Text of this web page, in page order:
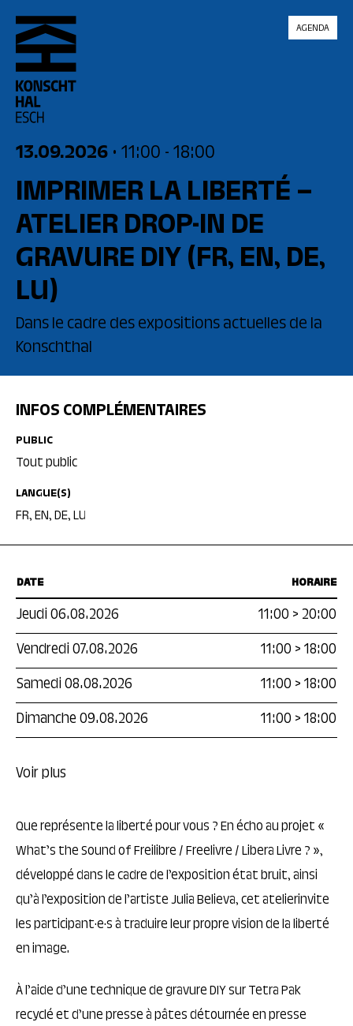
skip_to_content
AGENDA
13.09.2026 • 11:00 - 18:00
IMPRIMER LA LIBERTÉ –
ATELIER DROP-IN DE
GRAVURE DIY(FR, EN, DE,
LU)
Dans le cadre des expositions actuelles de la
Konschthal
DATE HORAIRE
Jeudi 06.08.2026 11:00 > 20:00
Vendredi 07.08.2026
11:00 >18:00
Samedi 08.08.2026
11:00 >18:00
Dimanche 09.08.2026
11:00 >18:00
Voir plus
Que représente la liberté pour vous ? En écho au projet «
What’s the Sound of Freilibre / Freelivre / Libera Livre ? »,
développé dans le cadre de l’exposition état bruit, ainsi
qu’à l’exposition de l’artiste Julia Believa, cet atelierinvite
les participant·e·s à traduire leur propre vision de la liberté
en image.
À l’aide d’une technique de gravure DIY sur Tetra Pak
recyclé et d’une presse à pâtes détournée en presse
INFOS COMPLÉMENTAIRES
PUBLIC
Tout public
LANGUE(S)
FR, EN, DE, LU